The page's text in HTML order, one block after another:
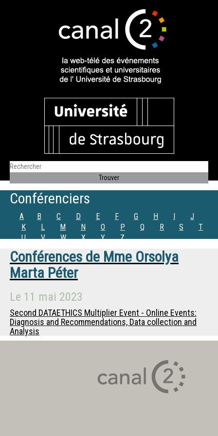
Conférenciers
A B C D E F G H I
J
K
L M N O P Q R S
T
U
V W X Y Z
Conférences de Mme Orsolya
Marta Péter
Le 11 mai 2023
Second DATAETHICS Multiplier Event - Online Events:
Diagnosis and Recommendations, Data collection and
Analysis